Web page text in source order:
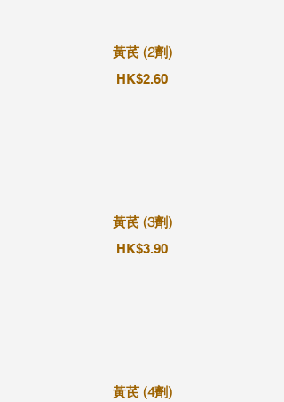
黃芪 (2劑)
HK$2.60
黃芪 (3劑)
HK$3.90
黃芪 (4劑)